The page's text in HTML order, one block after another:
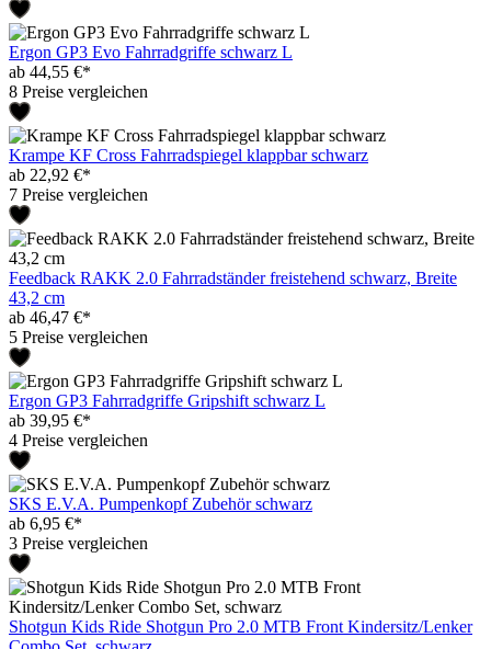
Ergon GP3 Evo Fahrradgriffe schwarz L
ab 44,55 €*
8 Preise vergleichen
Krampe KF Cross Fahrradspiegel klappbar schwarz
ab 22,92 €*
7 Preise vergleichen
Feedback RAKK 2.0 Fahrradständer freistehend schwarz, Breite
43,2 cm
ab 46,47 €*
5 Preise vergleichen
Ergon GP3 Fahrradgriffe Gripshift schwarz L
ab 39,95 €*
4 Preise vergleichen
SKS E.V.A. Pumpenkopf Zubehör schwarz
ab 6,95 €*
3 Preise vergleichen
Shotgun Kids Ride Shotgun Pro 2.0 MTB Front Kindersitz/Lenker